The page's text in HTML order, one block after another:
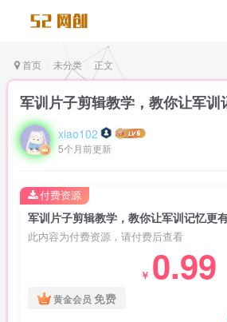
首页 未分类 正文
军训片子剪辑教学，教你让军训
xiao102
5个月前更新
军训片子剪辑教学，教你让军训记忆更
此内容为付费资源，请付费后查看
￥ 0.99
黄金会员 免费
付费资源